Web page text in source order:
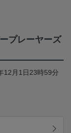
プレーヤーズ
12月1日23時59分